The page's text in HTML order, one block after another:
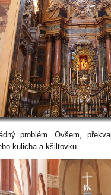
problém. Ovšem,
kulicha a kšiltovku.